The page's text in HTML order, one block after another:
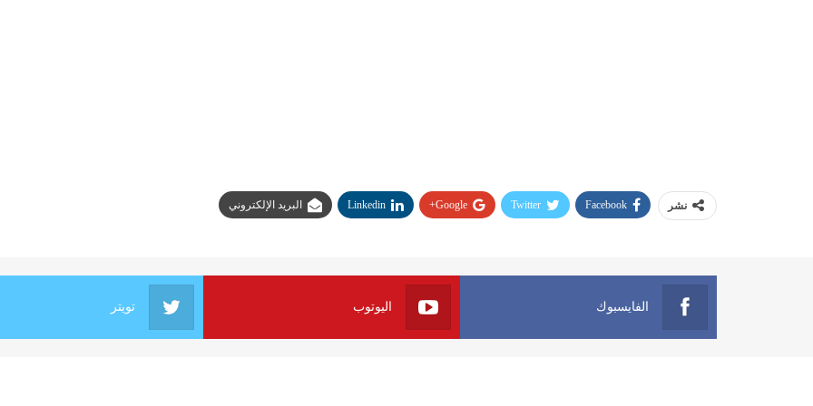
نشر Facebook
Twitter
Google+
Linkedin البريد الإلكتروني
الفايسبوك اليوتوب تويتر